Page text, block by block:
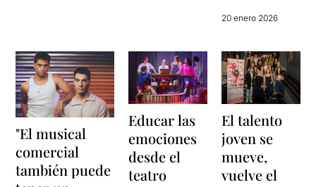
20 enero 2026
"El musical
comercial
también puede
Educar las
emociones
desde el
teatro
El talento
joven se
mueve,
vuelve el